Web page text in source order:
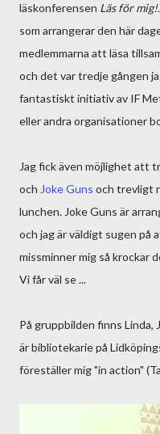
läskonferensen Läs för mig!.
som arrangerar den här
medlemmarna att läsa
och det var tredje gången
fantastiskt initiativ av IF
eller andra organisationer
Jag fick även möjlighet att
och Joke Guns och trevligt
lunchen. Joke Guns är
och jag är väldigt sugen på
missminner mig så krockar
Vi får väl se ...
På gruppbilden finns Linda,
är bibliotekarie på
föreställer mig "in action"